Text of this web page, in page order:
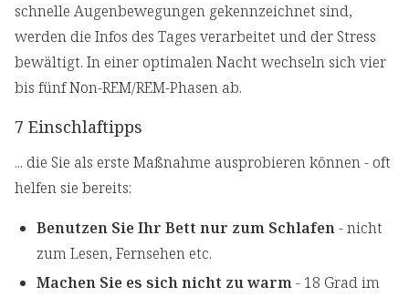
schnelle Augenbewegungen gekennzeichnet sind,
werden die Infos des Tages verarbeitet und der Stress
bewältigt. In einer optimalen Nacht wechseln sich vier
bis fünf Non-REM/REM-Phasen ab.
7 Einschlaftipps
... die Sie als erste Maßnahme ausprobieren können - oft
helfen sie bereits:
Benutzen Sie Ihr Bett nur zum Schlafen- nicht
zum Lesen, Fernsehen etc.
Machen Sie es sich nicht zu warm- 18 Grad im